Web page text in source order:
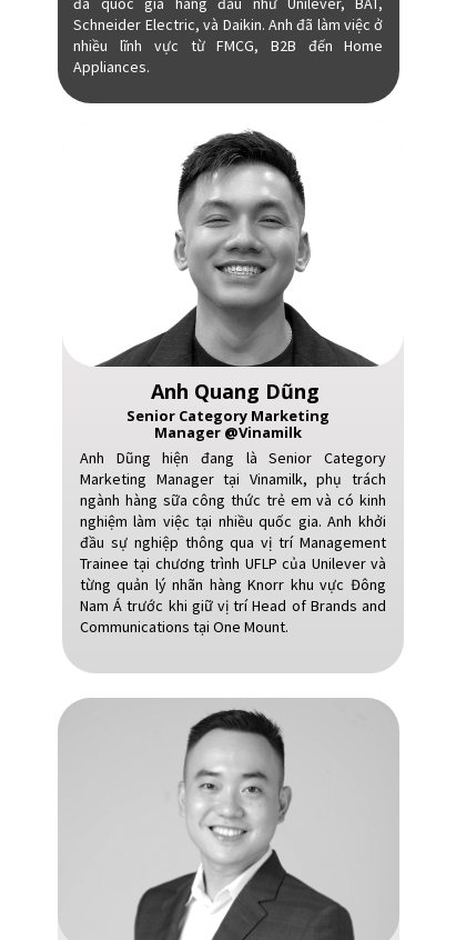
Anh Quang Dũng
Senior Category Marketing
Manager @Vinamilk
Anh Dũng hiện đang là Senior Category
Marketing Manager tại Vinamilk, phụ trách
ngành hàng sữa công thức trẻ em và có kinh
nghiệm làm việc tại nhiều quốc gia. Anh khởi
đầu sự nghiệp thông qua vị trí Management
Trainee tại chương trình UFLP của Unilever và
từng quản lý nhãn hàng Knorr khu vực Đông
Nam Á trước khi giữ vị trí Head of Brands and
Communications tại One Mount.
Schneider Electric, và Daikin. Anh đã làm việc ở
nhiều lĩnh vực từ FMCG, B2B đến Home
Appliances.
Global Companies